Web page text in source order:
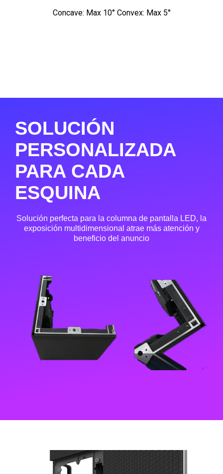
Concave: Max 10° Convex: Max 5°
SOLUCIÓN
PERSONALIZADA
PARA CADA
ESQUINA
Solución perfecta para la columna de pantalla LED, la
exposición multidimensional atrae más atención y
beneficio del anuncio